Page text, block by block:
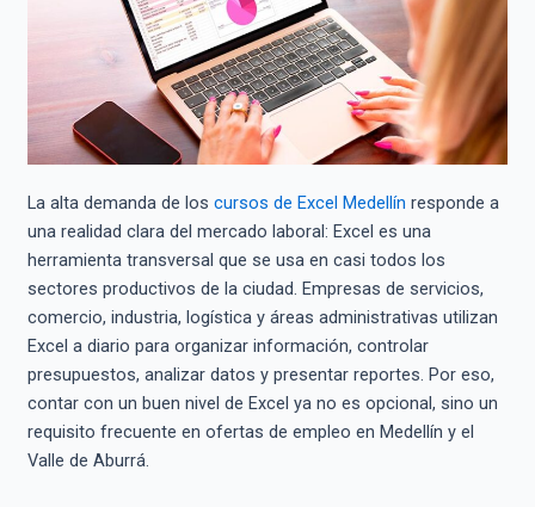
La alta demanda de los cursos de Excel Medellín responde a
una realidad clara del mercado laboral: Excel es una
herramienta transversal que se usa en casi todos los
sectores productivos de la ciudad. Empresas de servicios,
comercio, industria, logística y áreas administrativas utilizan
Excel a diario para organizar información, controlar
presupuestos, analizar datos y presentar reportes. Por eso,
contar con un buen nivel de Excel ya no es opcional, sino un
requisito frecuente en ofertas de empleo en Medellín y el
Valle de Aburrá.